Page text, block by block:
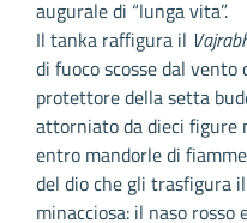
augurale di “lunga vita”.
Il tanka raffigura il
di fuoco scosse dal
protettore della setta
attorniato da dieci figure
entro mandorle di
del dio che gli trasfigura
minacciosa: il naso